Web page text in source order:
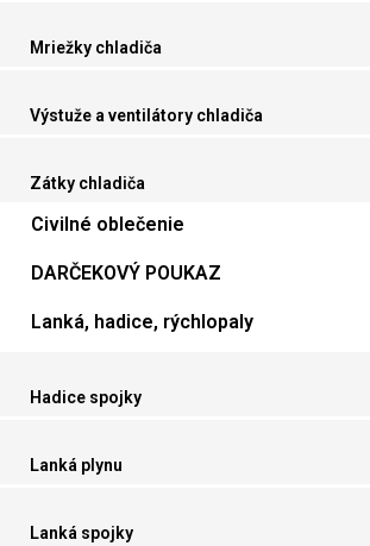
Mriežky chladiča
Výstuže a ventilátory chladiča
Zátky chladiča
Civilné oblečenie
DARČEKOVÝ POUKAZ
Lanká, hadice, rýchlopaly
Hadice spojky
Lanká plynu
Lanká spojky